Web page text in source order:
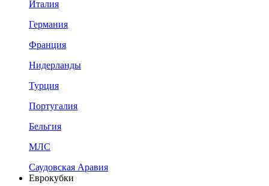
Италия
Германия
Франция
Нидерланды
Турция
Португалия
Бельгия
МЛС
Саудовская Аравия
Еврокубки